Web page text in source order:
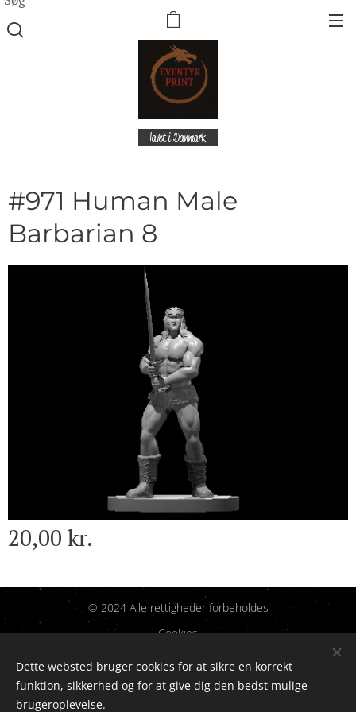
lavet i Danmark
#971 Human Male
Barbarian 8
20,00 kr.
© 2024 Alle rettigheder forbeholdes
Cookies
Sprog
Dansk
English
Dette websted bruger cookies for at sikre en korrekt
funktion, sikkerhed og for at give dig den bedst mulige
brugeroplevelse.